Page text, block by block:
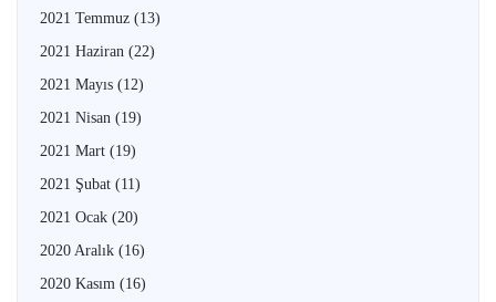
2021 Temmuz (13)
2021 Haziran (22)
2021 Mayıs (12)
2021 Nisan (19)
2021 Mart (19)
2021 Şubat (11)
2021 Ocak (20)
2020 Aralık (16)
2020 Kasım (16)